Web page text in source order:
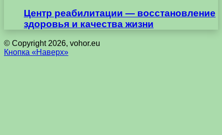
Центр реабилитации — восстановление
здоровья и качества жизни
© Copyright 2026, vohor.eu
Кнопка «Наверх»